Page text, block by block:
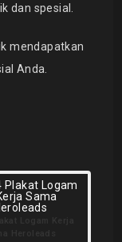
dan spesial.
mendapatkan
Anda.